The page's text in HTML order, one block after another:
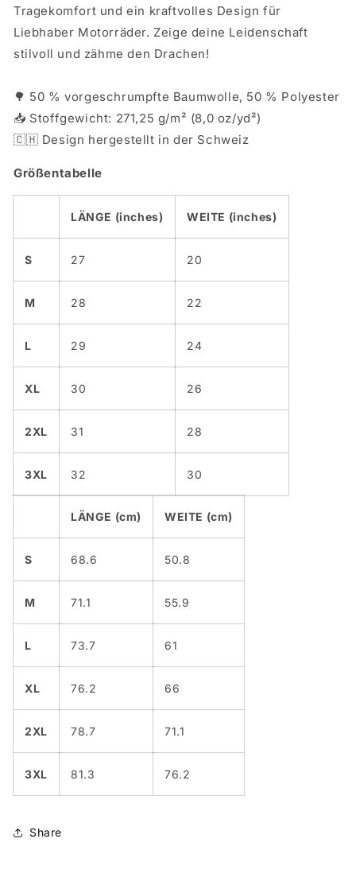
Tragekomfort und ein kraftvolles Design für
Liebhaber Motorräder. Zeige deine Leidenschaft
stilvoll und zähme den Drachen!
🌳 50 % vorgeschrumpfte Baumwolle, 50 % Polyester
📥 Stoffgewicht: 271,25 g/m² (8,0 oz/yd²)
🇨🇭 Design hergestellt in der Schweiz
Größentabelle
LÄNGE (inches) WEITE (inches)
S 27 20
M 28 22
L 29 24
XL 30 26
2XL 31 28
3XL 32 30
LÄNGE (cm) WEITE (cm)
S 68.6 50.8
M 71.1 55.9
L 73.7 61
XL 76.2 66
2XL 78.7 71.1
3XL 81.3 76.2
Share